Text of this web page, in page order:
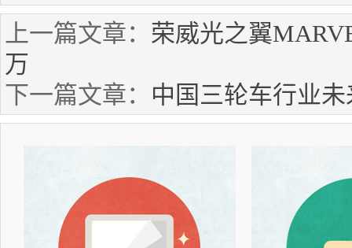
上一篇文章： 荣威光之翼
万
下一篇文章： 中国三轮车行业